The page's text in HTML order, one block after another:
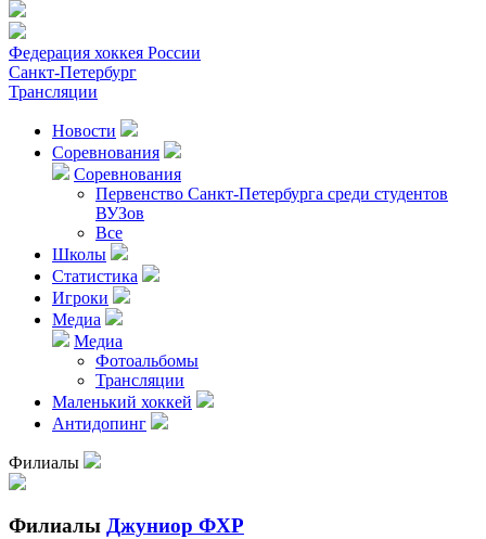
Федерация хоккея России
Санкт-Петербург
Трансляции
Новости
Соревнования
Соревнования
Первенство Санкт-Петербурга среди студентов
ВУЗов
Все
Школы
Статистика
Игроки
Медиа
Медиа
Фотоальбомы
Трансляции
Маленький хоккей
Антидопинг
Филиалы
Филиалы Джуниор ФХР